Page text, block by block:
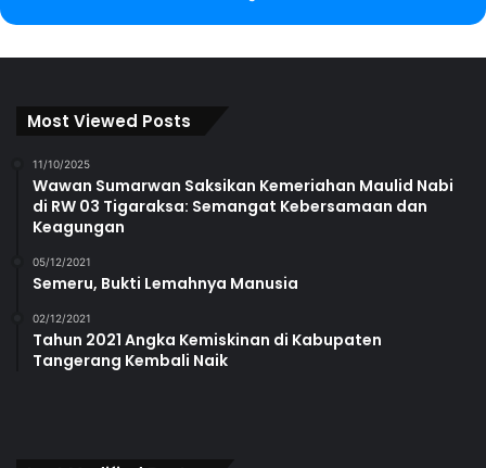
Most Viewed Posts
11/10/2025
Wawan Sumarwan Saksikan Kemeriahan Maulid Nabi
di RW 03 Tigaraksa: Semangat Kebersamaan dan
Keagungan
05/12/2021
Semeru, Bukti Lemahnya Manusia
02/12/2021
Tahun 2021 Angka Kemiskinan di Kabupaten
Tangerang Kembali Naik